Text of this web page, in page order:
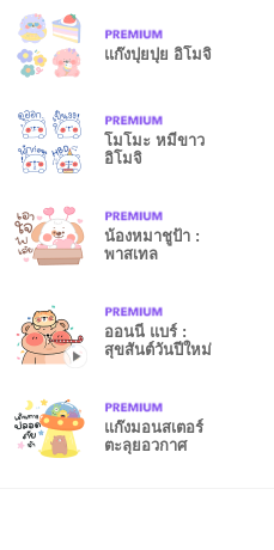
แก๊งปุยปุย อิโมจิ
โมโมะ หมีขาว
อิโมจิ
น้องหมาชูป้า :
พาสเทล
ออนนี่ แบร์ :
สุขสันต์วันปีใหม่
แก๊งมอนสเตอร์
ตะลุยอวกาศ